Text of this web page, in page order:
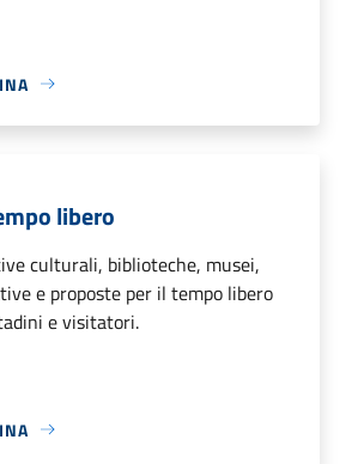
libero
culturali, biblioteche, musei,
e proposte per il tempo libero
e visitatori.